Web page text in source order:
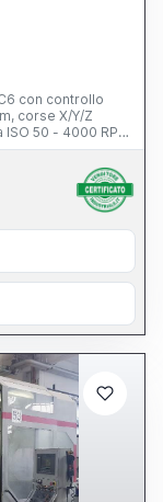
con controllo
corse X/Y/Z
50 - 4000 RPM,